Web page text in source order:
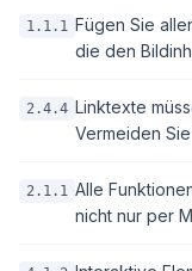
1.1.1 Fügen Sie
die den
2.4.4 Linktexte
Vermeiden
2.1.1 Alle
nicht nur per